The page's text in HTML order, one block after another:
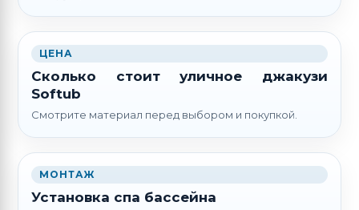
ЦЕНА
Сколько стоит уличное джакузи
Softub
Смотрите материал перед выбором и покупкой.
МОНТАЖ
Установка спа бассейна